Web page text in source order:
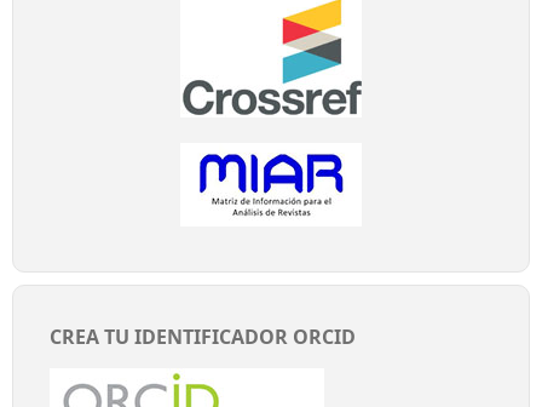
CREA TU IDENTIFICADOR ORCID